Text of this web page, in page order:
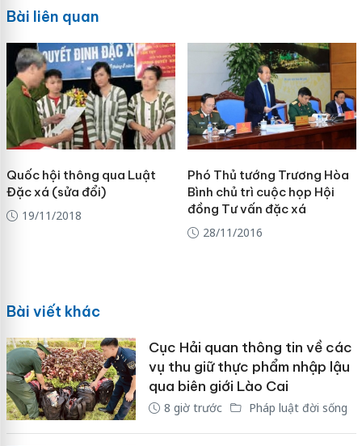
Bài liên quan
Quốc hội thông qua Luật
Đặc xá (sửa đổi)
19/11/2018
Phó Thủ tướng Trương Hòa
Bình chủ trì cuộc họp Hội
đồng Tư vấn đặc xá
28/11/2016
Bài viết khác
Cục Hải quan thông tin về các
vụ thu giữ thực phẩm nhập lậu
qua biên giới Lào Cai
8 giờ trước Pháp luật đời sống